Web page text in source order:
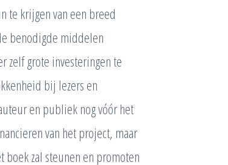
te krijgen van een breed
benodigde middelen
zelf grote investeringen te
bij lezers en
en publiek nog vóór het
van het project, maar
boek zal steunen en promoten